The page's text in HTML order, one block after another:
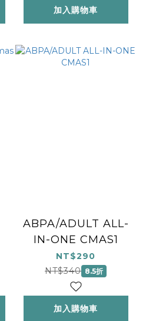
加入購物車
ABPA/ADULT ALL-
IN-ONE CMAS1
NT$290
NT$340 8.5折
加入購物車